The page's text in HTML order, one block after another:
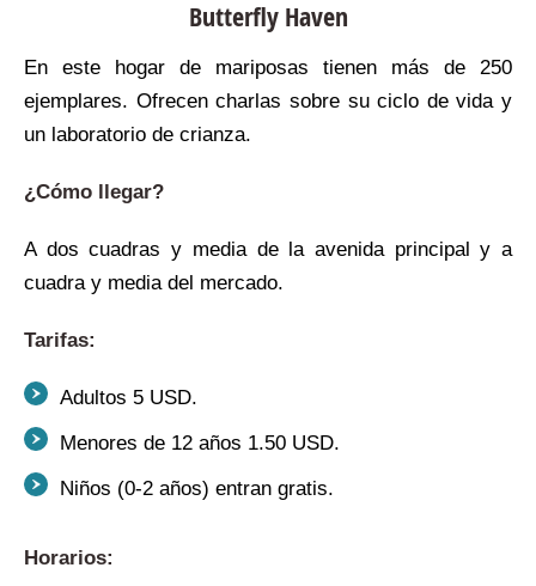
Butterfly Haven
En este hogar de mariposas tienen más de 250
ejemplares. Ofrecen charlas sobre su ciclo de vida y
un laboratorio de crianza.
¿Cómo llegar?
A dos cuadras y media de la avenida principal y a
cuadra y media del mercado.
Tarifas:
Adultos 5 USD.
Menores de 12 años 1.50 USD.
Niños (0-2 años) entran gratis.
Horarios: